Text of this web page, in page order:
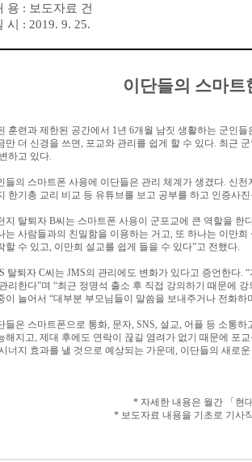
용 : 보도자료 건
시 : 2019. 9. 25.
이단들의 스마트
훈련과 제한된 공간에서 1년 6개월 남짓 생활하는 군인
만 더 신경을 쓰면, 포교와 관리를 쉽게 할 수 있다. 최근
하고 있다.
들의 스마트폰 사용에 이단들은 관리 체계가 생겼다. 신천
한기총 교리 비교 등 유튜브를 보고 공부를 하고 인증사
지 탈퇴자 B씨는 스마트폰 사용이 군포교에 큰 역할을 한
는 사람들과의 친밀함을 이용하는 거고, 또 하나는 이만희
할 수 있고, 이만희 설교를 쉽게 들을 수 있다”고 전했다.
탈퇴자 C씨는 JMS의 관리에도 변화가 있다고 증언한다. “
리한다”며 “최근 정명석 출소 후 직접 강의하기 때문에
이 늘어서 “대부분 부모님들이 말씀을 보내주거나 전화하
들은 스마트폰으로 통화, 문자, SNS, 설교, 어플 등 소통하
해지고, 제대 후에도 연락이 끊길 염려가 없기 때문에 포
너지 효과를 낼 것으로 예상되는 가운데 , 이단들의 새로
* 자세한 내용은 월간 「 현
* 보도자료 내용을 기초로 기사